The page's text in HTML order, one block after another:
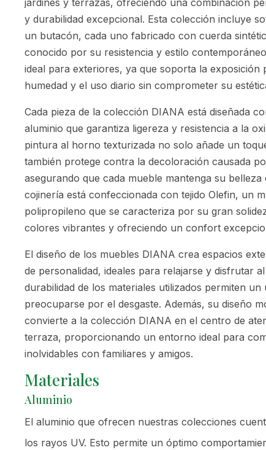
jardines y terrazas, ofreciendo una combinación
y durabilidad excepcional. Esta colección incluye
un butacón, cada uno fabricado con cuerda
conocido por su resistencia y estilo
ideal para exteriores, ya que soporta la exposición
humedad y el uso diario sin comprometer su
Cada pieza de la colección DIANA está diseñada
aluminio que garantiza ligereza y resistencia a la
pintura al horno texturizada no solo añade un
también protege contra la decoloración causada
asegurando que cada mueble mantenga su
cojinería está confeccionada con tejido Olefin, un
polipropileno que se caracteriza por su gran
colores vibrantes y ofreciendo un confort
El diseño de los muebles DIANA crea espacios
de personalidad, ideales para relajarse y disfrutar
durabilidad de los materiales utilizados permiten
preocuparse por el desgaste. Además, su diseño
convierte a la colección DIANA en el centro de
terraza, proporcionando un entorno ideal para
inolvidables con familiares y amigos.
Materiales
Aluminio
El aluminio que ofrecen nuestras colecciones
los rayos UV. Esto permite un óptimo